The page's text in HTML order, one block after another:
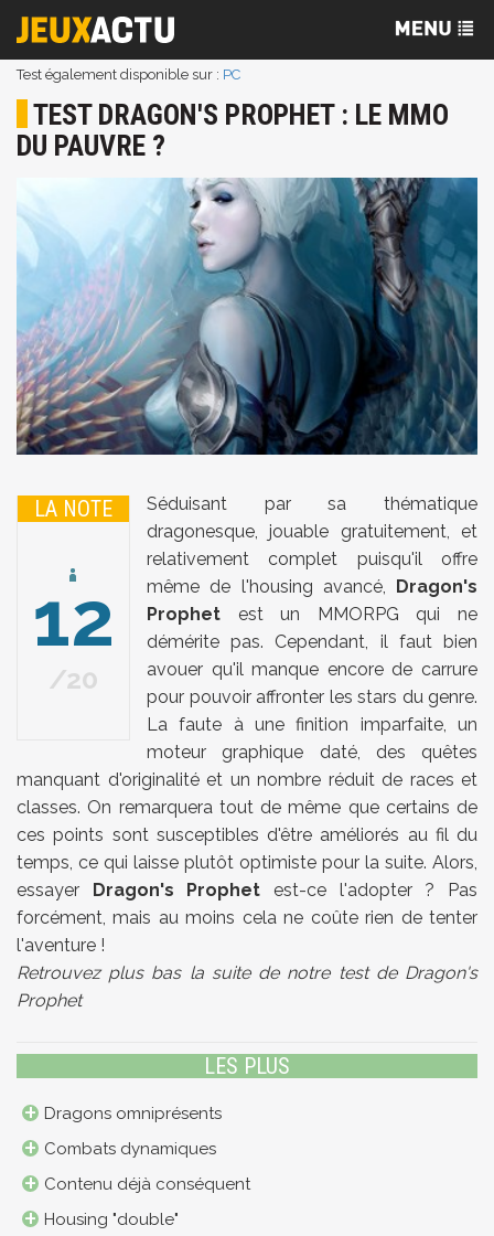
Test également disponible sur : PC
TEST DRAGON'S PROPHET : LE MMO
DU PAUVRE ?
LA NOTE
12
20
Séduisant par sa thématique
dragonesque, jouable gratuitement, et
relativement complet puisqu'il offre
même de l'housing avancé,
Dragon's
Prophet est un MMORPG qui ne
démérite pas. Cependant, il faut bien
avouer qu'il manque encore de carrure
pour pouvoir affronter les stars du genre.
La faute à une finition imparfaite, un
moteur graphique daté, des quêtes
manquant d'originalité et un nombre réduit de races et
classes. On remarquera tout de même que certains de
ces points sont susceptibles d'être améliorés au fil du
temps, ce qui laisse plutôt optimiste pour la suite. Alors,
essayer
Dragon's Prophet est-ce l'adopter ? Pas
forcément, mais au moins cela ne coûte rien de tenter
l'aventure !
Retrouvez plus bas la suite de notre test de Dragon's
Prophet
LES PLUS
Dragons omniprésents
Combats dynamiques
Contenu déjà conséquent
Housing "double"